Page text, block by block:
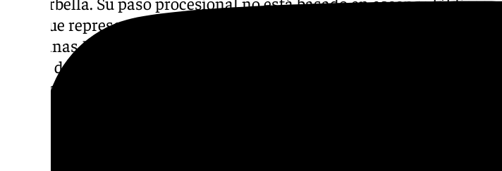
sino que representa la asistencia de Jesús lacerado por Lázaro y sus
hermanas Marta y María. La talla de Nuestra Señora de la Encarnación,
titular de la parroquia más antigua de Marbella, también acompaña a
esta procesión.